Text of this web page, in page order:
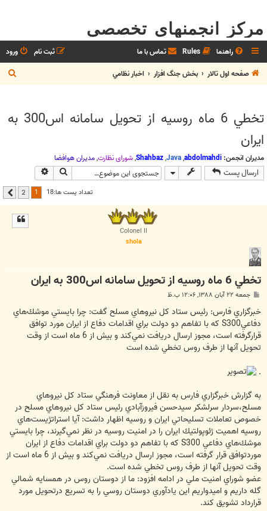
مرکز انجمنهای تخصصی
راهنما Rules تماس با ما ورود
ثبت نام
صفحه اول تالار
بخش جنگ افزار اخبار نظامي
ج
س
جتخطي 6 ماه روسيه از تحويل سامانه اس300 به
ايران
مدیران انجمن: abdolmahdi
,
Java
,
Shahbaz
,شوراي نظارت,مديران هوافضا
ارسال پست جستجو
تعداد پست ها:18 2 بعدی
Colonel II
shola
تخطي 6 ماه روسيه از تحويل سامانه اس300 به ايران
پ
ت
جمعه ۲۲ آبان ۱۳۸۸, ۱۲:۰۶ ب.ظ
خبرگزاري فارس: رئيس ستاد كل نيروهاي مسلح گفت: چرا بايستي موشك‌هاي
دفاعيS300 كه با تفاهم دو دولت براي اقدامات دفاع از ايران مورد توافق
قرارگرفته است، مجوز ارسال دريافت نمي‌كند و بيش از 6 ماه است از وقت
تحويل آنها از طرف روس تخطي شده است
.
به گزارش خبرگزاري فارس به نقل از معاونت فرهنگي ستاد كل نيروهاي
مسلح،سردار سرلشكر سيدحسن فيروزآبادي رئيس ستاد كل نيروهاي مسلح در
خصوص تعاملات تسليحاتي ايران و روسيه اظهار داشت: آيا استراتژيست‌هاي
روسيه اهميت ژئوپولتيك ايران را در امنيت روسيه در نظر نمي‌گيرند، چرا بايستي
موشك‌هاي دفاعي S300 كه با تفاهم دو دولت براي اقدامات دفاع از ايران
موردتوافق قرار گرفته است، مجوز ارسال دريافت نمي‌كند و بيش از 6 ماه است از
وقت تحويل آنها از طرف روس تخطي شده است.
عضو شوراي امنيت ملي در ادامه افزود: ما از دوستان روس در همسايه شمالي
گله داريم و اميدواريم اين يادآوري دوستان روسي را به تسريع درتحويل مورد
قرارداد تشويق كند.